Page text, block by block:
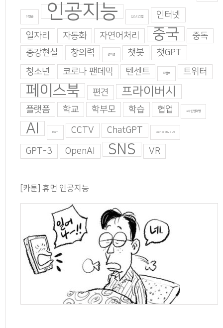
이인준 인공지능 인스타그램 인터넷
일자리 자동화 자연어처리 중국
중독
증강현실
창의력 창의성 챗봇
챗GPT
청소년
코로나 팬데믹 텐센트 트럼프 트위터
페이스북 편견 프라이버시
플랫폼 학교 학부모 학습 협업 4차산업혁명
AI Burn CCTV ChatGPT Generative AI
GPT-3 OpenAI SNS VR
[카툰] 휴먼 인공지능